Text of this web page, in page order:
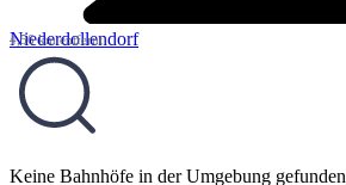
Niederdollendorf
4,56 km entfernt
Keine Bahnhöfe in der Umgebung gefunden